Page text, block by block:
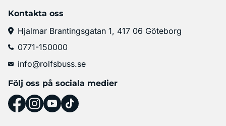
Kontakta oss
Hjalmar Brantingsgatan 1, 417 06 Göteborg
0771-150000
info@rolfsbuss.se
Följ oss på sociala medier